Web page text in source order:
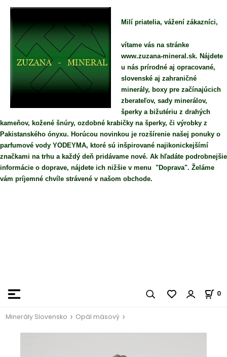
Milí priatelia, vážení zákazníci,
vítame vás na stránke
www.zuzana-mineral.sk. Nájdete
u nás prírodné aj opracované,
slovenské aj zahraničné
minerály, boxy pre začínajúcich
zberateľov, sady minerálov,
šperky a bižutériu z drahých
kameňov, kožené šnúry, ozdobné krabičky na šperky, či výrobky z
Pakistanského ónyxu. Horúcou novinkou je rozšírenie našej ponuky o
parfumové vody YODEYMA, ktoré sú inšpirované najikonickejšímí
značkami na trhu a každý deň pridávame nové. Ak hľadáte podrobnejšie
informácie o doprave, nájdete ich nižšie v menu "Doprava". Želáme
vám príjemné chvíle strávené v našom obchode.
0
Minerály Slovensko Opál mäsový